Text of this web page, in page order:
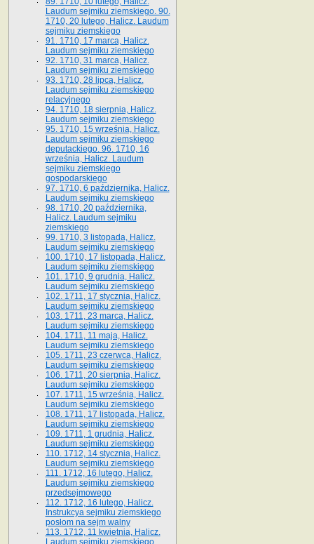
Laudum sejmiku ziemskiego. 90.
1710, 20 lutego, Halicz. Laudum
sejmiku ziemskiego
91. 1710, 17 marca, Halicz.
Laudum sejmiku ziemskiego
92. 1710, 31 marca, Halicz.
Laudum sejmiku ziemskiego
93. 1710, 28 lipca, Halicz.
Laudum sejmiku ziemskiego
relacyjnego
94. 1710, 18 sierpnia, Halicz.
Laudum sejmiku ziemskiego
95. 1710, 15 września, Halicz.
Laudum sejmiku ziemskiego
deputackiego. 96. 1710, 16
września, Halicz. Laudum
sejmiku ziemskiego
gospodarskiego
97. 1710, 6 października, Halicz.
Laudum sejmiku ziemskiego
98. 1710, 20 października,
Halicz. Laudum sejmiku
ziemskiego
99. 1710, 3 listopada, Halicz.
Laudum sejmiku ziemskiego
100. 1710, 17 listopada, Halicz.
Laudum sejmiku ziemskiego
101. 1710, 9 grudnia, Halicz.
Laudum sejmiku ziemskiego
102. 1711, 17 stycznia, Halicz.
Laudum sejmiku ziemskiego
103. 1711, 23 marca, Halicz.
Laudum sejmiku ziemskiego
104. 1711, 11 maja, Halicz.
Laudum sejmiku ziemskiego
105. 1711, 23 czerwca, Halicz.
Laudum sejmiku ziemskiego
106. 1711, 20 sierpnia, Halicz.
Laudum sejmiku ziemskiego
107. 1711, 15 września, Halicz.
Laudum sejmiku ziemskiego
108. 1711, 17 listopada, Halicz.
Laudum sejmiku ziemskiego
109. 1711, 1 grudnia, Halicz.
Laudum sejmiku ziemskiego
110. 1712, 14 stycznia, Halicz.
Laudum sejmiku ziemskiego
111. 1712, 16 lutego, Halicz.
Laudum sejmiku ziemskiego
przedsejmowego
112. 1712, 16 lutego, Halicz.
Instrukcya sejmiku ziemskiego
posłom na sejm walny
113. 1712, 11 kwietnia, Halicz.
Laudum sejmiku ziemskiego